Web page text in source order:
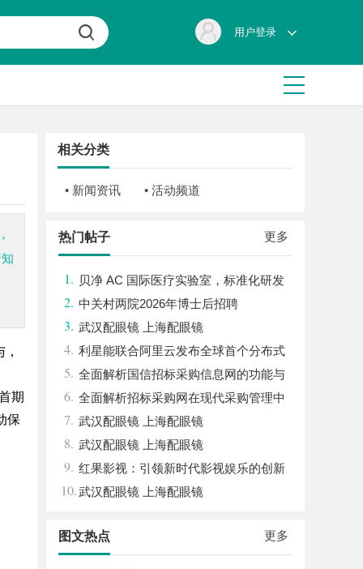
用户登录
期
保
相关分类
• 新闻资讯 • 活动频道
更多
热门帖子
1. 贝净 AC 国际医疗实验室，标准化研发
体系全解析
2. 中关村两院2026年博士后招聘
3. 武汉配眼镜 上海配眼镜
4. 利星能联合阿里云发布全球首个分布式
算电协同解决方案
5. 全面解析国信招标采购信息网的功能与
优势
6. 全面解析招标采购网在现代采购管理中
的重要作用与应用
7. 武汉配眼镜 上海配眼镜
8. 武汉配眼镜 上海配眼镜
9. 红果影视：引领新时代影视娱乐的创新
与变革
10.武汉配眼镜 上海配眼镜
更多
图文热点